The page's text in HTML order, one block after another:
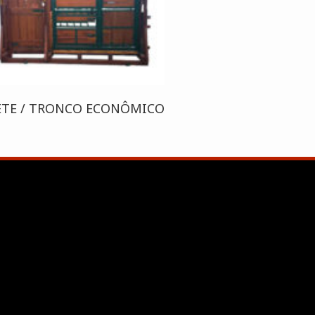
/ TRONCO ECONÔMICO